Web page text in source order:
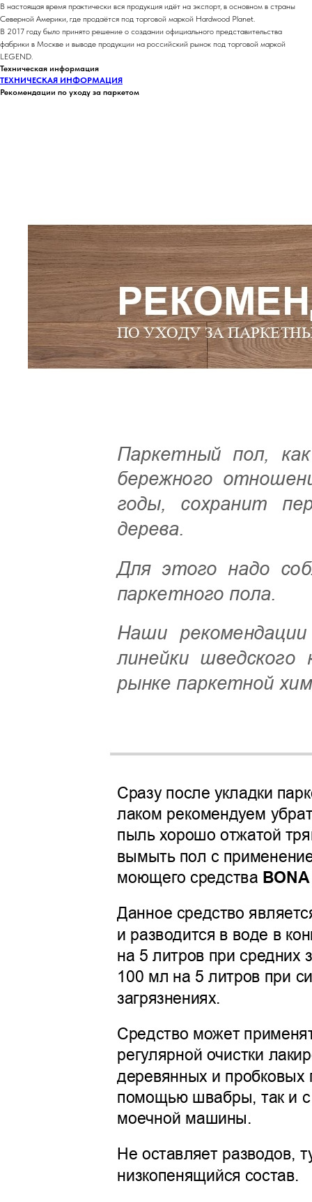
В настоящая время практически вся продукция идёт на экспорт, в основном в страны
Северной Америки, где продаётся под торговой маркой Hardwood Planet.
В 2017 году было принято решение о создании официального представительства
фабрики в Москве и выводе продукции на российский рынок под торговой маркой
LEGEND.
Техническая информация
ТЕХНИЧЕСКАЯ ИНФОРМАЦИЯ
Рекомендации по уходу за паркетом